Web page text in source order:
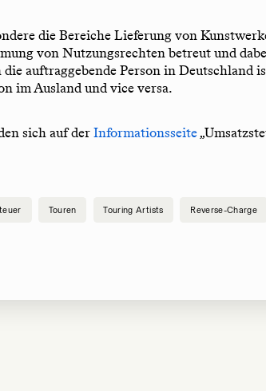
die Bereiche Lieferung von
von Nutzungsrechten betreut und
auftraggebende Person in Deutschland
im Ausland und vice versa.
sich auf derInformationsseite
Touren Touring Artists Reverse-Charge